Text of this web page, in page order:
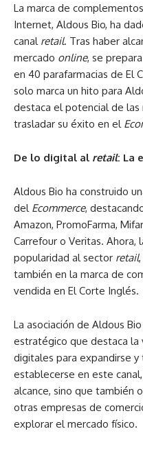
La marca de
Internet, Aldous Bio, ha
canal retail. Tras haber
mercado online, se
en 40 parafarmacias de El
solo marca un hito para
destaca el potencial de las
trasladar su éxito en el
De lo digital al retail: La
Aldous Bio ha construido
del Ecommerce,
Amazon, PromoFarma,
Carrefour o Veritas. Ahora,
popularidad al sector retail
también en la marca de
vendida en El Corte Inglés.
La asociación de Aldous
estratégico que destaca la
digitales para expandirse
establecerse en este
alcance, sino que también
otras empresas de
explorar el mercado físico.